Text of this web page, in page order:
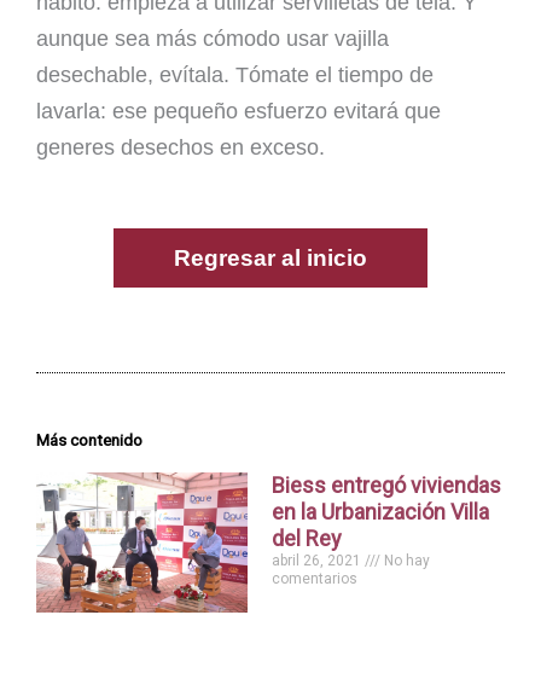
aunque sea más cómodo usar vajilla
desechable, evítala. Tómate el tiempo de
lavarla: ese pequeño esfuerzo evitará que
generes desechos en exceso.
Regresar al inicio
Más contenido
Biess entregó viviendas
en la Urbanización Villa
del Rey
abril 26, 2021
No hay
comentarios